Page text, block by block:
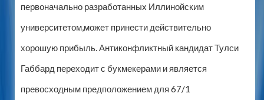
первоначально разработанных Иллинойским
университетом,может принести действительно
хорошую прибыль. Антиконфликтный кандидат Тулси
Габбард переходит с букмекерами и является
превосходным предположением для 67/1